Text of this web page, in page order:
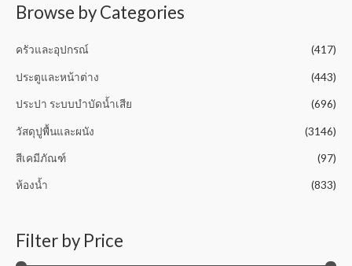
Browse by Categories
ครัวและอุปกรณ์ (417)
ประตูและหน้าต่าง (443)
ประปา ระบบบำบัดน้ำเสีย (696)
วัสดุปูพื้นและผนัง (3146)
สีเคมีภัณฑ์ (97)
ห้องน้ำ (833)
Filter by Price